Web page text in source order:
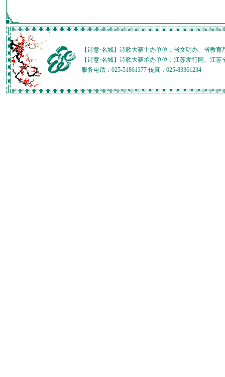
【诗意·名城】诗歌大赛主办单位：省文明办、省教
【诗意·名城】诗歌大赛承办单位：江苏发行网、江
服务电话：025-51861377 传真：025-83361234